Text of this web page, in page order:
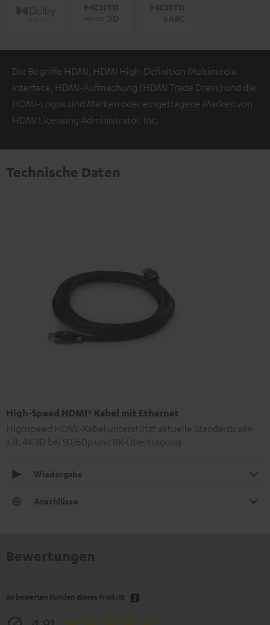
Die Begriffe HDMI, HDMI High-Definition Multimedia
Interface, HDMI-Aufmachung (HDMI Trade Dress) und die
HDMI-Logos sind Marken oder eingetragene Marken von
HDMI Licensing Administrator, Inc.
Technische Daten
High-Speed HDMI® Kabel mit Ethernet
Highspeed HDMI-Kabel unterstützt aktuelle Standards wie
z.B. 4K 3D bei 50/60p und 8K-Übertragung
Wiedergabe
Anschlüsse
So bewerten Kunden dieses Produkt